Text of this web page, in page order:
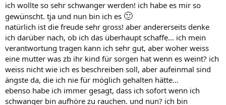
ich wollte so sehr schwanger werden! ich habe es mir so
gewünscht. tja und nun bin ich es 🙂
natürlich ist die freude sehr gross! aber andererseits denke
ich darüber nach, ob ich das überhaupt schaffe... ich mein
verantwortung tragen kann ich sehr gut, aber woher weiss
eine mutter was zb ihr kind für sorgen hat wenn es weint? ich
weiss nicht wie ich es beschreiben soll, aber aufeinmal sind
ängste da, die ich nie für möglich gehalten hätte...
ebenso habe ich immer gesagt, dass ich sofort wenn ich
schwanger bin aufhöre zu rauchen. und nun? ich bin